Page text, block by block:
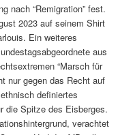
nach “Rem­i­gra­tion” fest.
2023 auf seinem Shirt
Ein weit­eres
aus
“Marsch für
nur gegen das Recht auf
definiertes
die Spitze des Eis­berges.
ver­achtet